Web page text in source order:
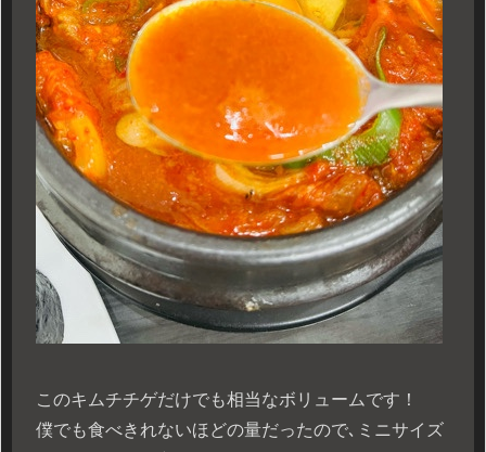
このキムチチゲだけでも相当なボリュームです！
僕でも食べきれないほどの量だったので､ミニサイズ